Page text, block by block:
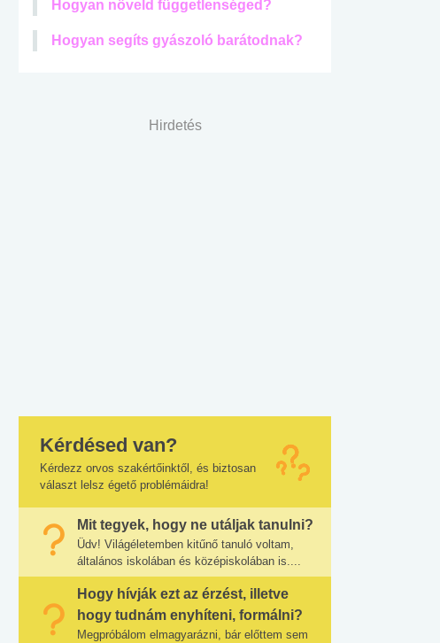
Hogyan növeld függetlenséged?
Hogyan segíts gyászoló barátodnak?
Hirdetés
Kérdésed van?
Kérdezz orvos szakértőinktől, és biztosan
választ lelsz égető problémáidra!
Mit tegyek, hogy ne utáljak tanulni?
Üdv! Világéletemben kitűnő tanuló voltam,
általános iskolában és középiskolában is....
Hogy hívják ezt az érzést, illetve
hogy tudnám enyhíteni, formálni?
Megpróbálom elmagyarázni, bár előttem sem